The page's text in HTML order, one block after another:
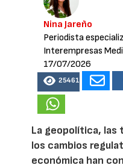
Nina Jareño
Periodista
Interempresas
17/07/2026
25461
La geopolítica, las
los cambios
económica han